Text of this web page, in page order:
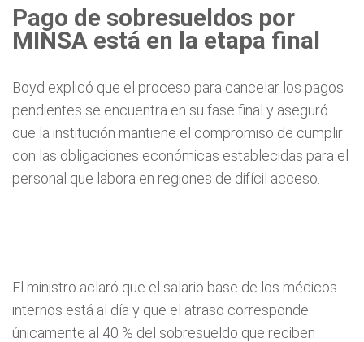
Pago de sobresueldos por
MINSA está en la etapa final
Boyd explicó que el proceso para cancelar los pagos
pendientes se encuentra en su fase final y aseguró
que la institución mantiene el compromiso de cumplir
con las obligaciones económicas establecidas para el
personal que labora en regiones de difícil acceso.
El ministro aclaró que el salario base de los médicos
internos está al día y que el atraso corresponde
únicamente al 40 % del sobresueldo que reciben